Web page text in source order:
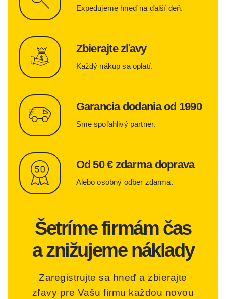
Šetríme firmám čas
a znižujeme náklady
Zaregistrujte sa hneď a zbierajte
zľavy pre Vašu firmu každou novou
Expedujeme hneď na ďalší deň.
Zbierajte zľavy
Každý nákup sa oplatí.
Garancia dodania od 1990
Sme spoľahlivý partner.
Od 50 € zdarma doprava
Alebo osobný odber zdarma.